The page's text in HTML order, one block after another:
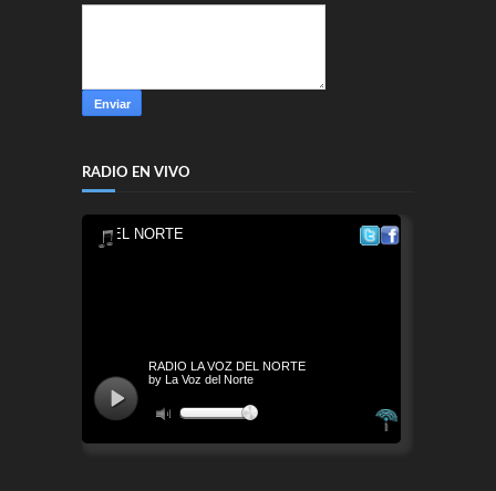
RADIO EN VIVO